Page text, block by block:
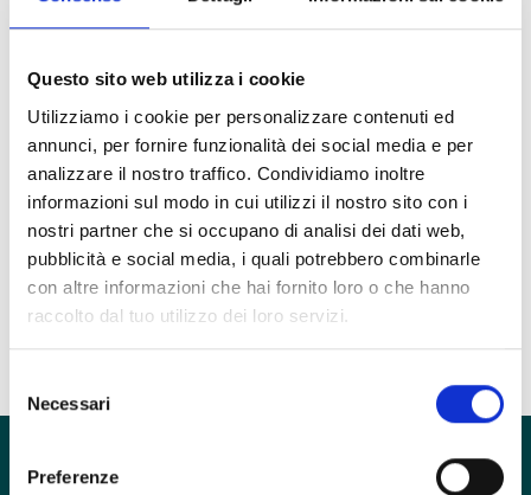
Questo sito web utilizza i cookie
Utilizziamo i cookie per personalizzare contenuti ed
annunci, per fornire funzionalità dei social media e per
analizzare il nostro traffico. Condividiamo inoltre
informazioni sul modo in cui utilizzi il nostro sito con i
nostri partner che si occupano di analisi dei dati web,
pubblicità e social media, i quali potrebbero combinarle
con altre informazioni che hai fornito loro o che hanno
raccolto dal tuo utilizzo dei loro servizi.
delNecessari
Preferenze
Unità Clinica
Disturbi di Personalità
Ruolo
Psicoterapeuta
Esercita in